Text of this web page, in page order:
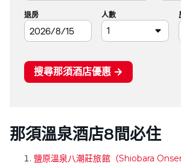
那須溫泉酒店8間必住
鹽原溫泉八潮莊旅館（Shiobara